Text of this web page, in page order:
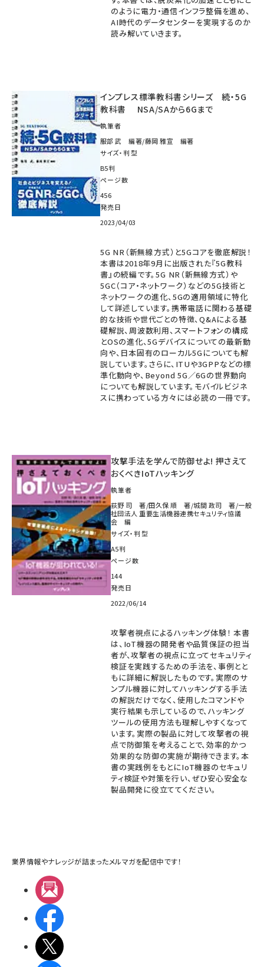
のように電力・通信インフラ整備を進め、
AI時代のデータセンターを実現するのか
読み解いていきます。
インプレス標準教科書シリーズ 続・5G
教科書 NSA/SAから6Gまで
執筆者
服部 武 編著/藤岡 雅宣 編著
サイズ・判型
B5判
ページ数
456
発売日
2023/04/03
5G NR（新無線方式）と5Gコアを徹底解説！
本書は2018年9月に出版された『5G教科
書』の続編です。5G NR（新無線方式）や
5GC（コア・ネットワーク）などの5G技術と
ネットワークの進化、5Gの適用領域に特化
して詳述しています。携帯電話に関わる基礎
的な技術や世代ごとの特徴、Q&Aによる基
礎解説、周波数利用、スマートフォンの構成
とOSの進化、5Gデバイスについての最新動
向や、日本固有のローカル5Gについても解
説しています。さらに、ITUや3GPPなどの標
準化動向や、Beyond 5G／6Gの世界動向
についても解説しています。モバイルビジネ
スに携わっている方々には必読の一冊です。
攻撃手法を学んで防御せよ! 押さえて
おくべきIoTハッキング
執筆者
荻野 司 著/田久保 順 著/城間 政司 著/一般
社団法人 重要生活機器連携セキュリティ協議
会 編
サイズ・判型
A5判
ページ数
144
発売日
2022/06/14
攻撃者視点によるハッキング体験！ 本書
は、IoT機器の開発者や品質保証の担当
者が、攻撃者の視点に立ってセキュリティ
検証を実践するための手法を、事例とと
もに詳細に解説したものです。実際のサ
ンプル機器に対してハッキングする手法
の解説だけでなく、使用したコマンドや
実行結果も示しているので、ハッキング
ツールの使用方法も理解しやすくなって
います。実際の製品に対して攻撃者の視
点で防御策を考えることで、効率的かつ
効果的な防御の実施が期待できます。本
書の実践例をもとにIoT機器のセキュリ
ティ検証や対策を行い、ぜひ安心安全な
製品開発に役立ててください。
業界情報やナレッジが詰まったメルマガを配信中です！